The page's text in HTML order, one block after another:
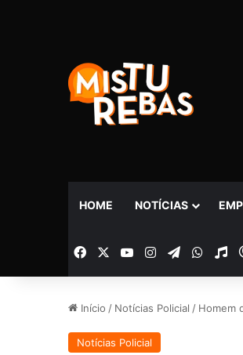
HOME NOTÍCIAS
Facebook YouTubeInstagramTelegram
Início / Notícias Policial / Homem
Notícias Policial